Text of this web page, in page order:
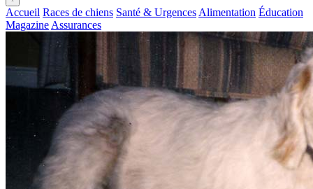
Accueil Races de chiens Santé & Urgences Alimentation Éducation
Magazine Assurances